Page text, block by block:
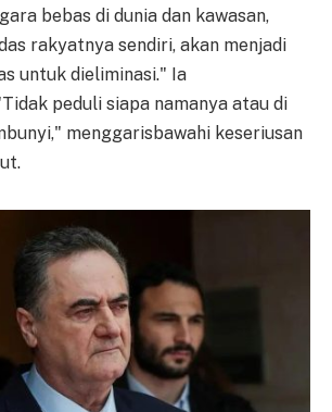
bebas di dunia dan kawasan,
rakyatnya sendiri, akan menjadi
untuk dieliminasi." Ia
peduli siapa namanya atau di
menggarisbawahi keseriusan